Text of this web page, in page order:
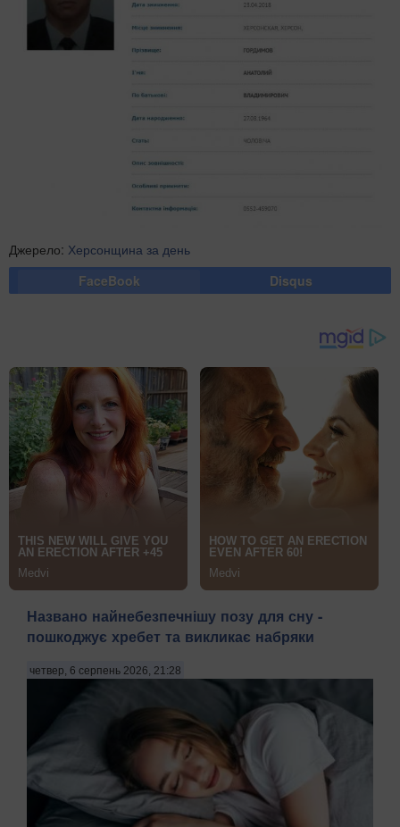
Джерело: Херсонщина за день
FaceBook
Disqus
Названо найнебезпечнішу позу для сну -
пошкоджує хребет та викликає набряки
четвер, 6 серпень 2026, 21:28